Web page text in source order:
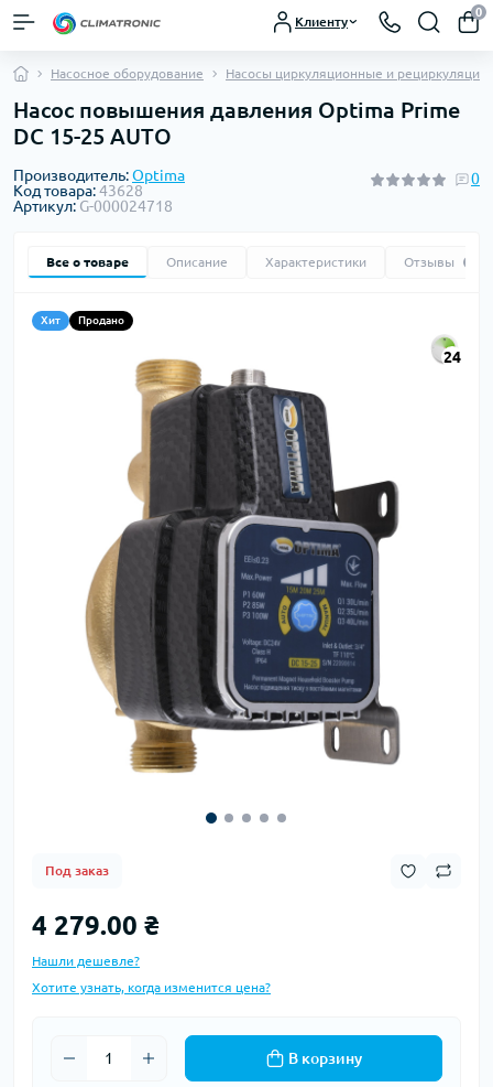
Клиенту
0
Насосное оборудование Насосы циркуляционные и
Насос повышения давления Optima Prime
DC 15-25 AUTO
Производитель:Optima
Код товара:43628
Артикул: G-000024718
0
Все о товаре Описание Характеристики Отзывы
Хит Продано
24
Под заказ
4 279.00 ₴
Нашли дешевле?
Хотите узнать, когда изменится цена?
В корзину